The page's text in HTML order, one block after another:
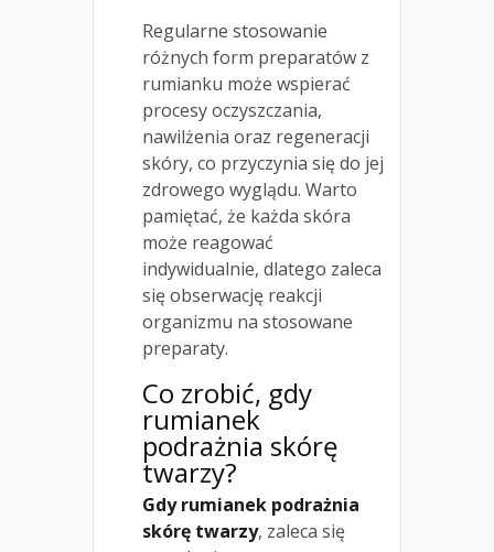
Regularne stosowanie
różnych form preparatów z
rumianku może wspierać
procesy oczyszczania,
nawilżenia oraz regeneracji
skóry, co przyczynia się do jej
zdrowego wyglądu. Warto
pamiętać, że każda skóra
może reagować
indywidualnie, dlatego zaleca
się obserwację reakcji
organizmu na stosowane
preparaty.
Co zrobić, gdy
rumianek
podrażnia skórę
twarzy?
Gdy rumianek podrażnia
skórę twarzy, zaleca się